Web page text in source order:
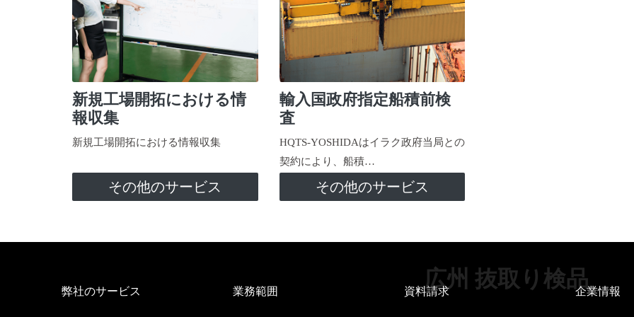
新規工場開拓における情
報収集
新規工場開拓における情報収集
その他のサービス
輸入国政府指定船積前検
査
HQTS-YOSHIDAはイラク政府当局との
契約により、船積…
その他のサービス
広州 抜取り検品
弊社のサービス 業務範囲 資料請求 企業情報